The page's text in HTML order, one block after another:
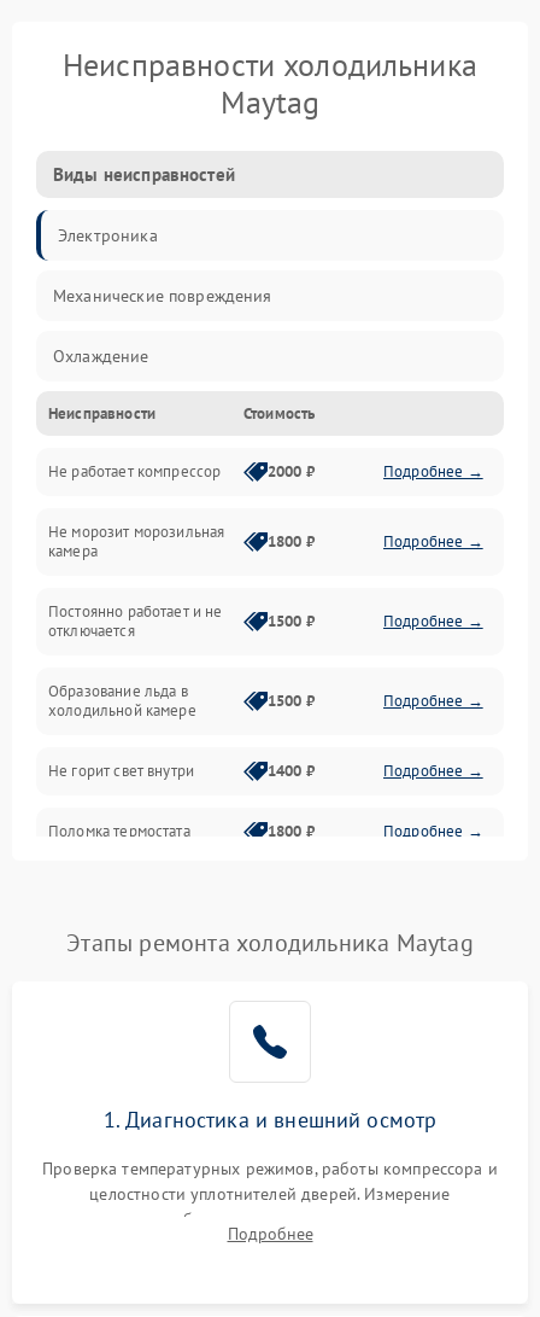
Неисправности холодильника
Maytag
Виды неисправностей
Электроника
Механические повреждения
Охлаждение
Механика
Электропитание
Дренаж
Неисправности Стоимость
Не работает компрессор 2000 ₽ Подробнее →
Не морозит морозильная
камера
1800 ₽ Подробнее →
Постоянно работает и не
отключается
1500 ₽ Подробнее →
Образование льда в
холодильной камере
1500 ₽ Подробнее →
Не горит свет внутри 1400 ₽ Подробнее →
Поломка термостата 1800 ₽ Подробнее →
Поломка системы No Frost 2600 ₽ Подробнее →
работе
2000 ₽ Подробнее →
1000 ₽
Этапы ремонта холодильника Maytag
1. Диагностика и внешний осмотр
Проверка температурных режимов, работы компрессора и
целостности уплотнителей дверей. Измерение
сопротивления обмоток мотора, проверка термостата и
считывание кодов ошибок с электронного дисплея.
Подробнее